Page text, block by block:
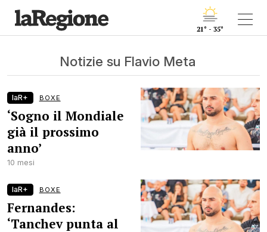
21° - 35°
Notizie su Flavio Meta
laR+ BOXE
‘Sogno il Mondiale
già il prossimo
anno’
10 mesi
laR+ BOXE
Fernandes:
‘Tanchev punta al